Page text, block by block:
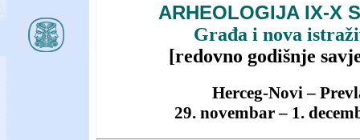
ARHEOLOGIJA IX-X
Građa i nova
[redovno godišnje
Herceg-Novi –
29. novembar – 1.